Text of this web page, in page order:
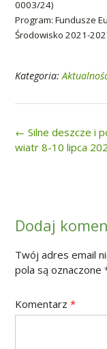
0003/24)
Program: Fundusze
Środowisko 2021-
Kategoria:
Post
navigation
← Silne deszcze i
wiatr 8-10 lipca
Dodaj
Twój adres email
pola są oznaczone
Komentarz *